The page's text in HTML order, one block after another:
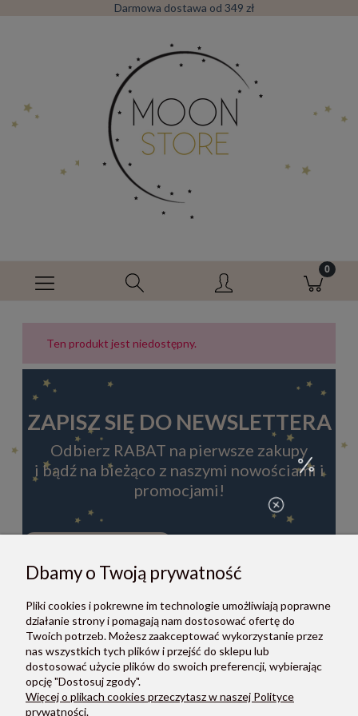
Darmowa dostawa od 349 zł
Ten produkt jest niedostępny.
ZAPISZ SIĘ DO NEWSLETTERA
Odbierz RABAT na pierwsze zakupy
i bądź na bieżąco z naszymi nowościami i
promocjami!
ZAPISZ SIĘ
Zapisując się do newslettera, akceptujesz Regulamin i Politykę
prywatności.
O NAS
Dbamy o Twoją prywatność
Pliki cookies i pokrewne im technologie umożliwiają poprawne
działanie strony i pomagają nam dostosować ofertę do
Twoich potrzeb. Możesz zaakceptować wykorzystanie przez
nas wszystkich tych plików i przejść do sklepu lub
dostosować użycie plików do swoich preferencji, wybierając
opcję "Dostosuj zgody".
Więcej o plikach cookies przeczytasz w naszej Polityce
prywatności.